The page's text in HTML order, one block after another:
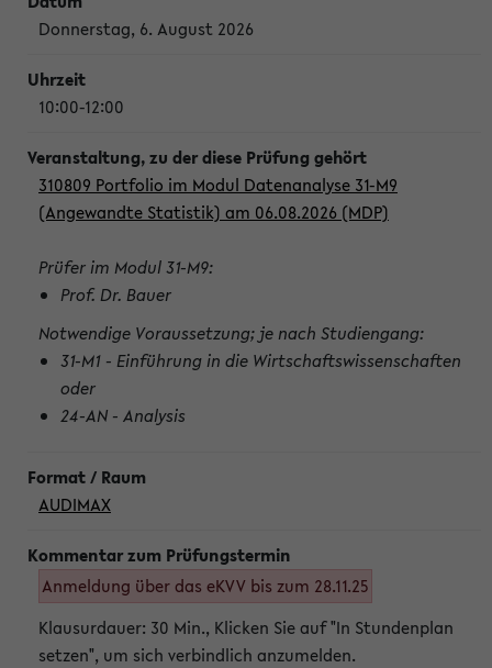
Donnerstag, 6. August 2026
10:00-12:00
310809 Portfolio im Modul Datenanalyse 31-M9
(Angewandte Statistik) am 06.08.2026 (MDP)
Prüfer im Modul 31-M9:
Prof. Dr. Bauer
Notwendige Voraussetzung; je nach Studiengang:
31-M1 - Einführung in die Wirtschaftswissenschaften
oder
24-AN - Analysis
AUDIMAX
Anmeldung über das eKVV bis zum 28.11.25
Klausurdauer: 30 Min., Klicken Sie auf "In Stundenplan
setzen", um sich verbindlich anzumelden.